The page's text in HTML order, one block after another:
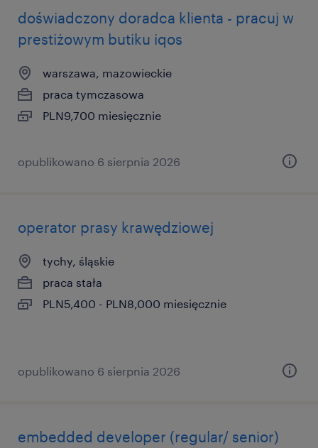
doświadczony doradca klienta - pracuj w
prestiżowym butiku iqos
warszawa, mazowieckie
praca tymczasowa
PLN9,700 miesięcznie
opublikowano 6 sierpnia 2026
operator prasy krawędziowej
tychy, śląskie
praca stała
PLN5,400 - PLN8,000 miesięcznie
opublikowano 6 sierpnia 2026
embedded developer (regular/ senior)